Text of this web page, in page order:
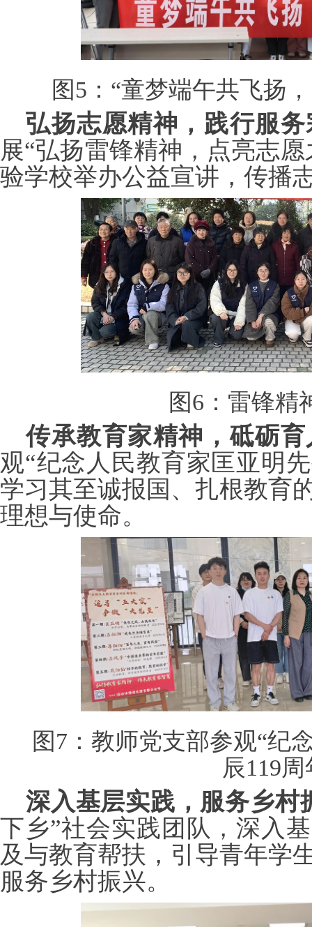
图 5：“童梦端午共飞扬
弘扬志愿精神，践行服
展“弘扬雷锋精神，点亮志
验学校举办公益宣讲，传播
图6：雷锋精
传承教育家精神，砥砺
观“纪念人民教育家匡亚明
学习其至诚报国、扎根教育
理想与使命。
图 7： 教师党支部参观“纪
辰119
深入基层实践，服务乡村
下乡”社会实践团队，深入
及与教育帮扶，引导青年学
服务乡村振兴。